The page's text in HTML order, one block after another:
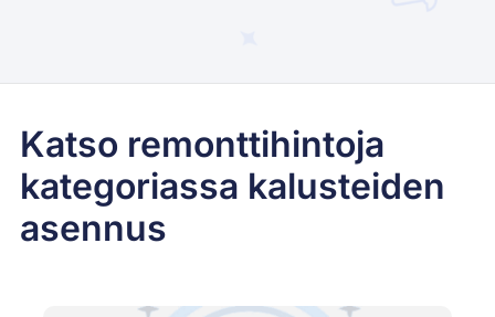
Katso remonttihintoja
kategoriassa kalusteiden
asennus